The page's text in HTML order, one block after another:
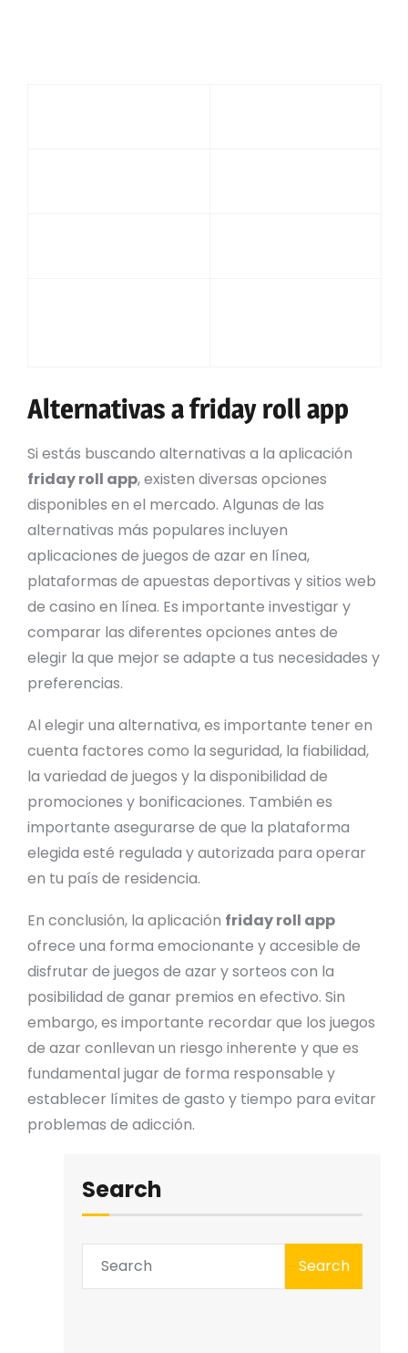
Alternativas a friday roll app
Si estás buscando alternativas a la aplicación
friday roll app, existen diversas opciones
disponibles en el mercado. Algunas de las
alternativas más populares incluyen
aplicaciones de juegos de azar en línea,
plataformas de apuestas deportivas y sitios web
de casino en línea. Es importante investigar y
comparar las diferentes opciones antes de
elegir la que mejor se adapte a tus necesidades y
preferencias.
Al elegir una alternativa, es importante tener en
cuenta factores como la seguridad, la fiabilidad,
la variedad de juegos y la disponibilidad de
promociones y bonificaciones. También es
importante asegurarse de que la plataforma
elegida esté regulada y autorizada para operar
en tu país de residencia.
En conclusión, la aplicación friday roll app
ofrece una forma emocionante y accesible de
disfrutar de juegos de azar y sorteos con la
posibilidad de ganar premios en efectivo. Sin
embargo, es importante recordar que los juegos
de azar conllevan un riesgo inherente y que es
fundamental jugar de forma responsable y
establecer límites de gasto y tiempo para evitar
problemas de adicción.
Search
Search